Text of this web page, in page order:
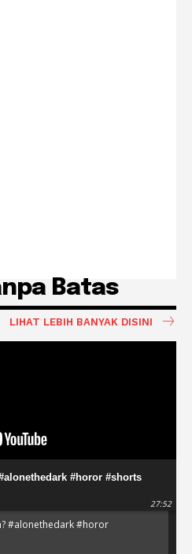
Batas
LIHAT LEBIH BANYAK DISINI
#horor #shorts
27:52
#alonethedark #horor